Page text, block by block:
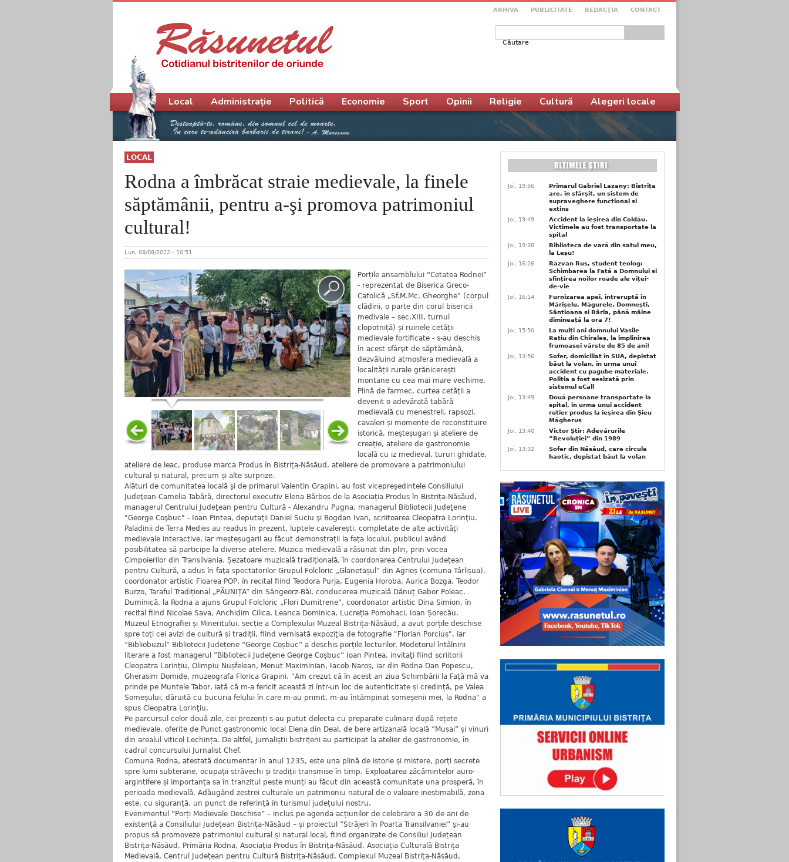
ARHIVA PUBLICITATE REDACŢIA CONTACT
Formular de căutare
LOCAL
Rodna a îmbrăcat straie medievale, la finele
săptămânii, pentru a-şi promova patrimoniul
cultural!
Lun, 08/08/2022 - 10:51
Porțile ansamblului “Cetatea Rodnei”
- reprezentat de Biserica Greco-
Catolică „Sf.M.Mc. Gheorghe” (corpul
clădirii, o parte din corul bisericii
medivale – sec.XIII, turnul
clopotniță) și ruinele cetății
medievale fortificate - s-au deschis
în acest sfârşit de săptămână,
dezvăluind atmosfera medievală a
localității rurale grănicerești
montane cu cea mai mare vechime.
Plină de farmec, curtea cetății a
devenit o adevărată tabără
medievală cu menestreli, rapsozi,
cavaleri și momente de reconstituire
istorică, meșteșugari și ateliere de
creație, ateliere de gastronomie
locală cu iz medieval, tururi ghidate,
ateliere de leac, produse marca Produs în Bistrița-Năsăud, ateliere de promovare a patrimoniului
cultural și natural, precum și alte surprize.
Alături de comunitatea locală şi de primarul Valentin Grapini, au fost vicepreşedintele Consiliului
Judeţean-Camelia Tabără, directorul executiv Elena Bărbos de la Asociația Produs în Bistrița-Năsăud,
managerul Centrului Judeţean pentru Cultură - Alexandru Pugna, managerul Bibliotecii Judeţene
"George Coşbuc" - Ioan Pintea, deputaţii Daniel Suciu şi Bogdan Ivan, scriitoarea Cleopatra Lorinţiu.
Paladinii de Terra Medies au readus în prezent, luptele cavalerești, completate de alte activități
medievale interactive, iar meșteșugarii au făcut demonstrații la fața locului, publicul având
posibilitatea să participe la diverse ateliere. Muzica medievală a răsunat din plin, prin vocea
Cimpoierilor din Transilvania. Șezatoare muzicală tradițională, în coordonarea Centrului Județean
pentru Cultură, a adus în faţa spectatorilor Grupul Folcloric „Glanetașul” din Agrieș (comuna Târlișua),
coordonator artistic Floarea POP, în recital fiind Teodora Purja, Eugenia Horoba, Aurica Bozga, Teodor
Burzo, Taraful Tradițional „PĂUNIȚA” din Sângeorz-Băi, conducerea muzicală Dănuț Gabor Poleac.
Duminică, la Rodna a ajuns Grupul Folcloric „Flori Dumitrene”, coordonator artistic Dina Simion, în
recital fiind Nicolae Sava, Anchidim Cilica, Leanca Dominica, Lucreția Pomohaci, Ioan Șorecău.
Muzeul Etnografiei și Mineritului, secție a Complexului Muzeal Bistrița-Năsăud, a avut porțile deschise
spre toți cei avizi de cultură și tradiții, fiind vernisată expoziţia de fotografie "Florian Porcius", iar
”Bibliobuzul” Bibliotecii Județene “George Coșbuc” a deschis porțile lecturilor. Modetorul întâlnirii
literare a fost managerul ”Bibliotecii Județene George Coșbuc” Ioan Pintea, invitaţi fiind scriitorii
Cleopatra Lorinţiu, Olimpiu Nușfelean, Menut Maximinian, Iacob Naroș, iar din Rodna Dan Popescu,
Gherasim Domide, muzeografa Florica Grapini. "Am crezut că în acest an ziua Schimbării la Față mă va
prinde pe Muntele Tabor, iată că m-a fericit această zi într-un loc de autenticitate și credință, pe Valea
Someșului, dăruită cu bucuria felului în care m-au primit, m-au întâmpinat someșenii mei, la Rodna" a
spus Cleopatra Lorinţiu.
Pe parcursul celor două zile, cei prezenți s-au putut delecta cu preparate culinare după rețete
medievale, oferite de Punct gastronomic local Elena din Deal, de bere artizanală locală ”Musai” și vinuri
din arealul viticol Lechința. De altfel, jurnaliştii bistriţeni au participat la atelier de gastronomie, în
cadrul concursului Jurnalist Chef.
Comuna Rodna, atestată documentar în anul 1235, este una plină de istorie și mistere, porți secrete
spre lumi subterane, ocupații străvechi și tradiții transmise în timp. Exploatarea zăcămintelor auro-
argintifere și importanța sa în tranzitul peste munți au făcut din această comunitate una prosperă, în
perioada medievală. Adăugând zestrei culturale un patrimoniu natural de o valoare inestimabilă, zona
este, cu siguranță, un punct de referință în turismul județului nostru.
Evenimentul ”Porți Medievale Deschise” – inclus pe agenda acțiunilor de celebrare a 30 de ani de
existență a Consiliului Județean Bistrița-Năsăud – și proiectul ”Străjeri în Poarta Transilvaniei” şi-au
propus să promoveze patrimoniul cultural și natural local, fiind organizate de Consiliul Județean
Bistrița-Năsăud, Primăria Rodna, Asociația Produs în Bistrița-Năsăud, Asociația Culturală Bistrița
Medievală, Centrul Județean pentru Cultură Bistrița-Năsăud, Complexul Muzeal Bistrița-Năsăud,
Meniu principal
Local Administrație Politică Economie Sport Opinii Religie Cultură Alegeri locale
Joi, 19:56
Primarul Gabriel Lazany: Bistrița
are, în sfârșit, un sistem de
supraveghere funcțional și
extins
Joi, 19:49
Accident la ieșirea din Coldău.
Victimele au fost transportate la
spital
Joi, 19:38
Biblioteca de vară din satul meu,
la Leșu!
Joi, 16:26
Răzvan Rus, student teolog:
Schimbarea la Față a Domnului și
sfințirea noilor roade ale viței-
de-vie
Joi, 16:14
Furnizarea apei, întreruptă în
Mărișelu, Măgurele, Domnești,
Sântioana și Bârla, până mâine
dimineață la ora 7!
Joi, 15:50
La mulți ani domnului Vasile
Rațiu din Chiraleș, la împlinirea
frumoasei vârste de 85 de ani!
Joi, 13:56
Șofer, domiciliat în SUA, depistat
băut la volan, în urma unui
accident cu pagube materiale.
Poliția a fost sesizată prin
sistemul eCall
Joi, 13:49
Două persoane transportate la
spital, în urma unui accident
rutier produs la ieșirea din Șieu
Măgheruș
Joi, 13:40
Victor Știr: Adevărurile
”Revoluției” din 1989
Joi, 13:32
Șofer din Năsăud, care circula
haotic, depistat băut la volan